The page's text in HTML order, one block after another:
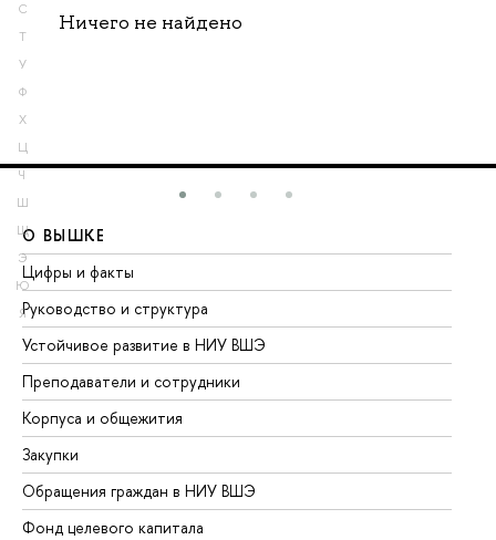
С
Т
У
Ф
Х
Ц
Ч
Ш
Щ
Э
Ю
Я
Ничего не найдено
О ВЫШКЕ
Цифры и факты
Руководство и структура
Устойчивое развитие в НИУ ВШЭ
Преподаватели и сотрудники
Корпуса и общежития
Закупки
Обращения граждан в НИУ ВШЭ
Фонд целевого капитала